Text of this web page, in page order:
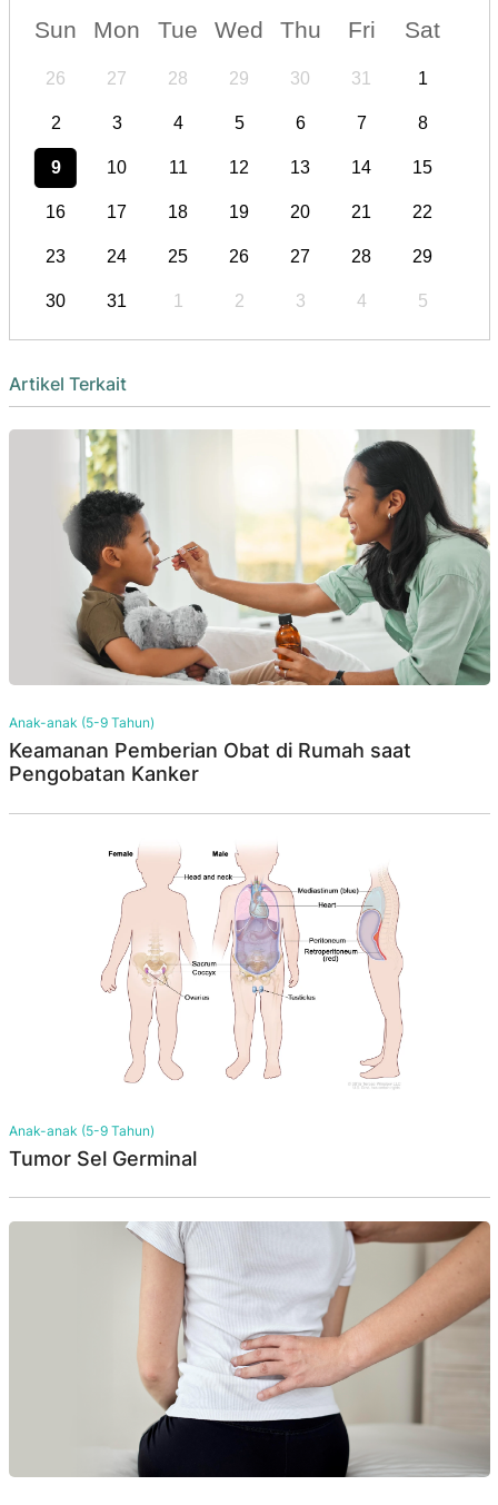
Sun Mon Tue Wed Thu Fri Sat
26 27 28 29 30 31 1
2 3 4 5 6 7 8
9 10 11 12 13 14 15
16 17 18 19 20 21 22
23 24 25 26 27 28 29
30 31 1 2 3 4 5
Artikel Terkait
Anak-anak (5-9 Tahun)
Keamanan Pemberian Obat di Rumah saat
Pengobatan Kanker
Anak-anak (5-9 Tahun)
Tumor Sel Germinal